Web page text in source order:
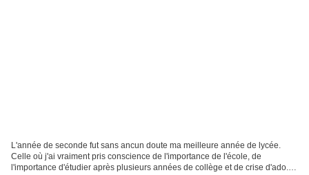
L'année de seconde fut sans ancun doute ma meilleure année de lycée.
Celle où j'ai vraiment pris conscience de l'importance de l'école, de
l'importance d'étudier après plusieurs années de collège et de crise d'ado...